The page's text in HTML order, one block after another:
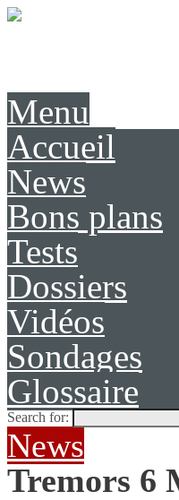
Menu
Accueil
News
Bons plans
Tests
Dossiers
Vidéos
Sondages
Glossaire
Search for:
News
Tremors 6